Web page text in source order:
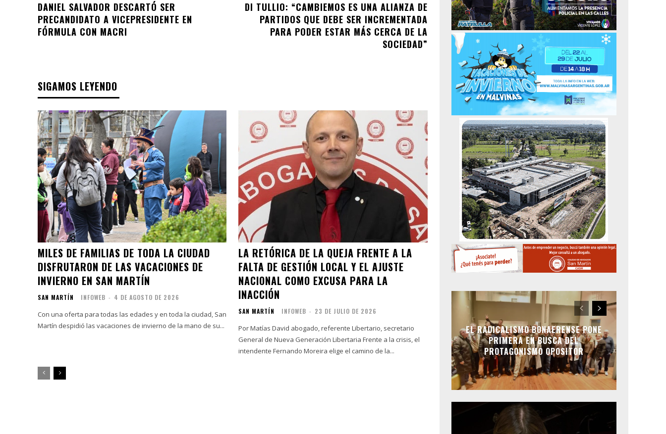
DANIEL SALVADOR DESCARTÓ SER
PRECANDIDATO A VICEPRESIDENTE EN
FÓRMULA CON MACRI
DI TULLIO: “CAMBIEMOS ES UNA ALIANZA DE
PARTIDOS QUE DEBE SER INCREMENTADA
PARA PODER ESTAR MÁS CERCA DE LA
SOCIEDAD”
SIGAMOS LEYENDO
MILES DE FAMILIAS DE TODA LA CIUDAD
DISFRUTARON DE LAS VACACIONES DE
INVIERNO EN SAN MARTÍN
SAN MARTÍN INFOWEB - 4 DE AGOSTO DE 2026
Con una oferta para todas las edades y en toda la ciudad, San
Martín despidió las vacaciones de invierno de la mano de su...
LA RETÓRICA DE LA QUEJA FRENTE A LA
FALTA DE GESTIÓN LOCAL Y EL AJUSTE
NACIONAL COMO EXCUSA PARA LA
INACCIÓN
SAN MARTÍN INFOWEB - 23 DE JULIO DE 2026
Por Matías David abogado, referente Libertario, secretario
General de Nueva Generación Libertaria Frente a la crisis, el
intendente Fernando Moreira elige el camino de la...
EL RADICALISMO BONAERENSE PONE
PRIMERA EN BUSCA DEL
PROTAGONISMO OPOSITOR